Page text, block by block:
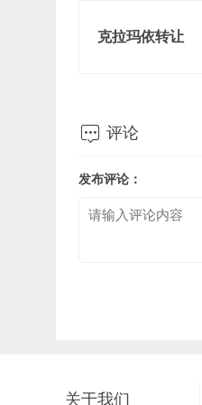
克拉玛依转让
 评论
发布评论：
关于我们